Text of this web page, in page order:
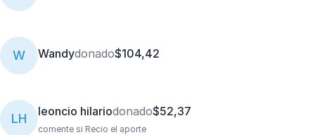
W Wandydonado$104,42
LH leoncio hilariodonado$52,37
comente si Recio el aporte